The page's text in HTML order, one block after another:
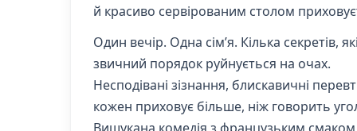
й красиво сервірованим столом
Один вечір. Одна сім’я. Кілька
звичний порядок руйнується на очах.
Несподівані зізнання, блискавичні
кожен приховує більше, ніж говорить